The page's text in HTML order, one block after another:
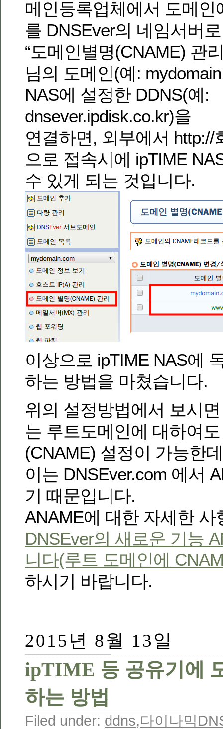
메인등록업체에서 도메인
를 DNSEver의 네임서버
“도메인별명(CNAME) 관
님의 도메인(예:
NAS에 설정한 DDNS(예:
dnsever.ipdisk.co.kr)을
연결하면, 외부에서 http://
으로 접속시에 ipTIME
수 있게 되는 것입니다.
이상으로 ipTIME NAS에
하는 방법을 마쳤습니다.
위의 설정방법에서 보시
는 루트도메인에 대하여
(CNAME) 설정이 가능한
이는 DNSEver.com 에서
기 때문입니다.
ANAME에 대한 자세한 사
DNSEver의 새로운 기능
니다(루트 도메인에
하시기 바랍니다.
2015년 8월 13일
ipTIME 등 공유기에
하는 방법
Filed under: ddns,다이나믹